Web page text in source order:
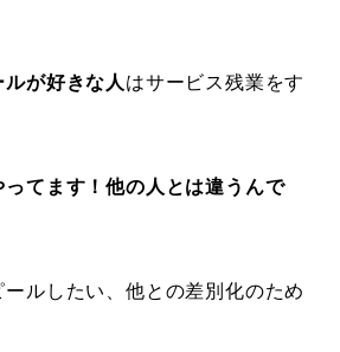
が好きな人はサービス残業をす
てます！他の人とは違うんで
ルしたい、他との差別化のため